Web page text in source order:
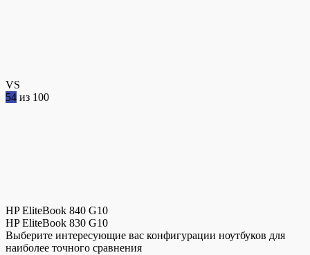
VS
54 из 100
HP EliteBook 840 G10
HP EliteBook 830 G10
Выберите интересующие вас конфигурации ноутбуков для
наиболее точного сравнения